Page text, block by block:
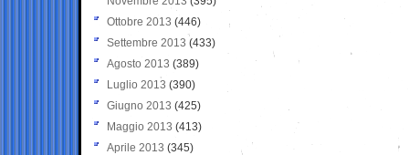
Ottobre 2013 (446)
Settembre 2013 (433)
Agosto 2013 (389)
Luglio 2013 (390)
Giugno 2013 (425)
Maggio 2013 (413)
Aprile 2013 (345)